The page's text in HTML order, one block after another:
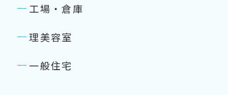
工場・倉庫
理美容室
一般住宅